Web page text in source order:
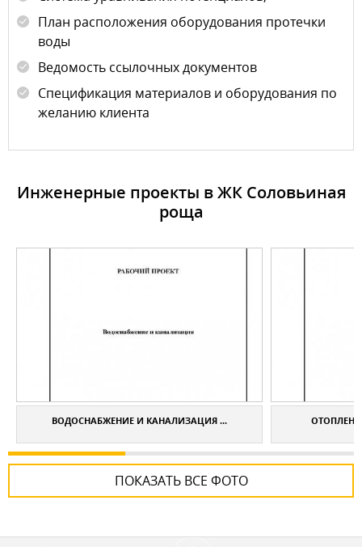
План расположения оборудования протечки
воды
Ведомость ссылочных документов
Спецификация материалов и оборудования по
желанию клиента
Инженерные проекты в ЖК Соловьиная
роща
ВОДОСНАБЖЕНИЕ И КАНАЛИЗАЦИЯ ...
ПОКАЗАТЬ ВСЕ ФОТО